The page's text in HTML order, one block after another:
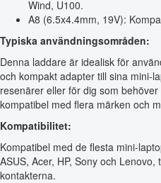
Wind, U100.
A8 (6.5x4.4mm, 19V):
Typiska användningsområden:
Denna laddare är idealisk för
och kompakt adapter till sina mini-
resenärer eller för dig som
kompatibel med flera märken och
Kompatibilitet:
Kompatibel med de flesta mini-
ASUS, Acer, HP, Sony och
kontakterna.